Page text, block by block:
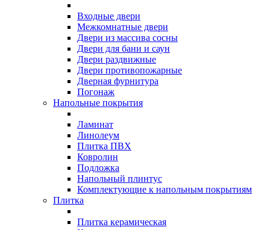
Входные двери
Межкомнатные двери
Двери из массива сосны
Двери для бани и саун
Двери раздвижные
Двери противопожарные
Дверная фурнитура
Погонаж
Напольные покрытия
Ламинат
Линолеум
Плитка ПВХ
Ковролин
Подложка
Напольный плинтус
Комплектующие к напольным покрытиям
Плитка
Плитка керамическая